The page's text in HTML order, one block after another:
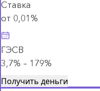
Ставка
от 0,01%
ГЭСВ
3,7% – 179%
Получить деньги